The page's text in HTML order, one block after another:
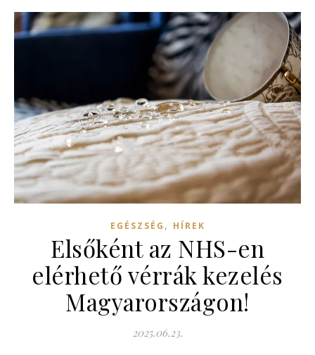
EGÉSZSÉG , HÍREK
Elsőként az NHS-en
elérhető vérrák kezelés
Magyarországon!
2025.06.23.